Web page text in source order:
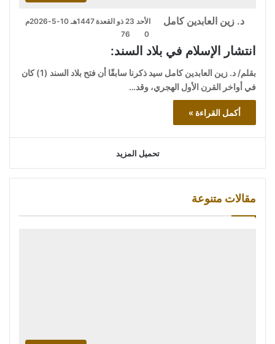
د. زين العابدين كامل
الأحد 23 ذو القعدة 1447هـ 10-5-2026م
0
76
انتشار الإسلام في بلاد السند:
بقلم/ د. زين العابدين كامل سيد ذكرنا سابقًا أن فتح بلاد السند (1) كان
في أواخر القرن الأول الهجري، وقد…
أكمل القراءة »
تحميل المزيد
مقالات متنوعة